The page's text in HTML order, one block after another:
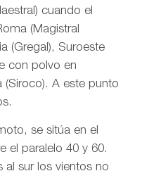
cuando el
(Magistral
(Gregal), Suroeste
con polvo en
(Siroco). A este punto
se sitúa en el
el paralelo 40 y 60.
al sur los vientos no